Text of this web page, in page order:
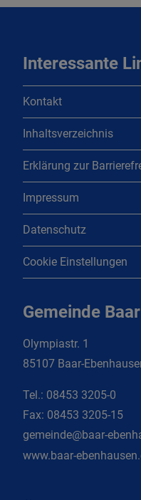
Interessante
Kontakt
Inhaltsverzeichnis
Erklärung zur
Impressum
Datenschutz
Cookie Einstellungen
Gemeinde
Olympiastr. 1
85107 Baar-
Tel.: 08453 3205-0
Fax: 08453 3205-15
gemeinde@baar-
www.baar-